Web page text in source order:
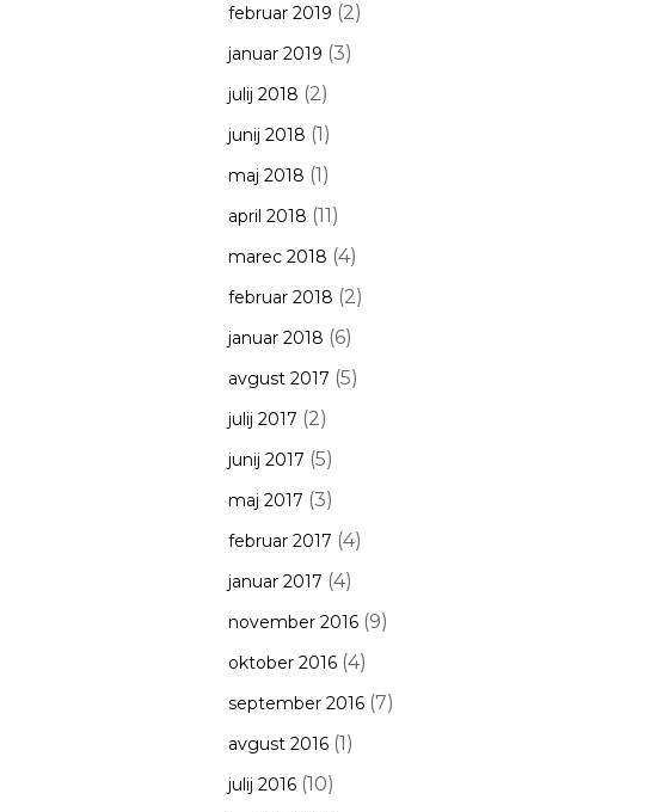
februar 2019 (2)
januar 2019 (3)
julij 2018 (2)
junij 2018 (1)
maj 2018 (1)
april 2018 (11)
marec 2018 (4)
februar 2018 (2)
januar 2018 (6)
avgust 2017 (5)
julij 2017 (2)
junij 2017 (5)
maj 2017 (3)
februar 2017 (4)
januar 2017 (4)
november 2016(9)
oktober 2016(4)
september 2016(7)
avgust 2016(1)
julij 2016(10)